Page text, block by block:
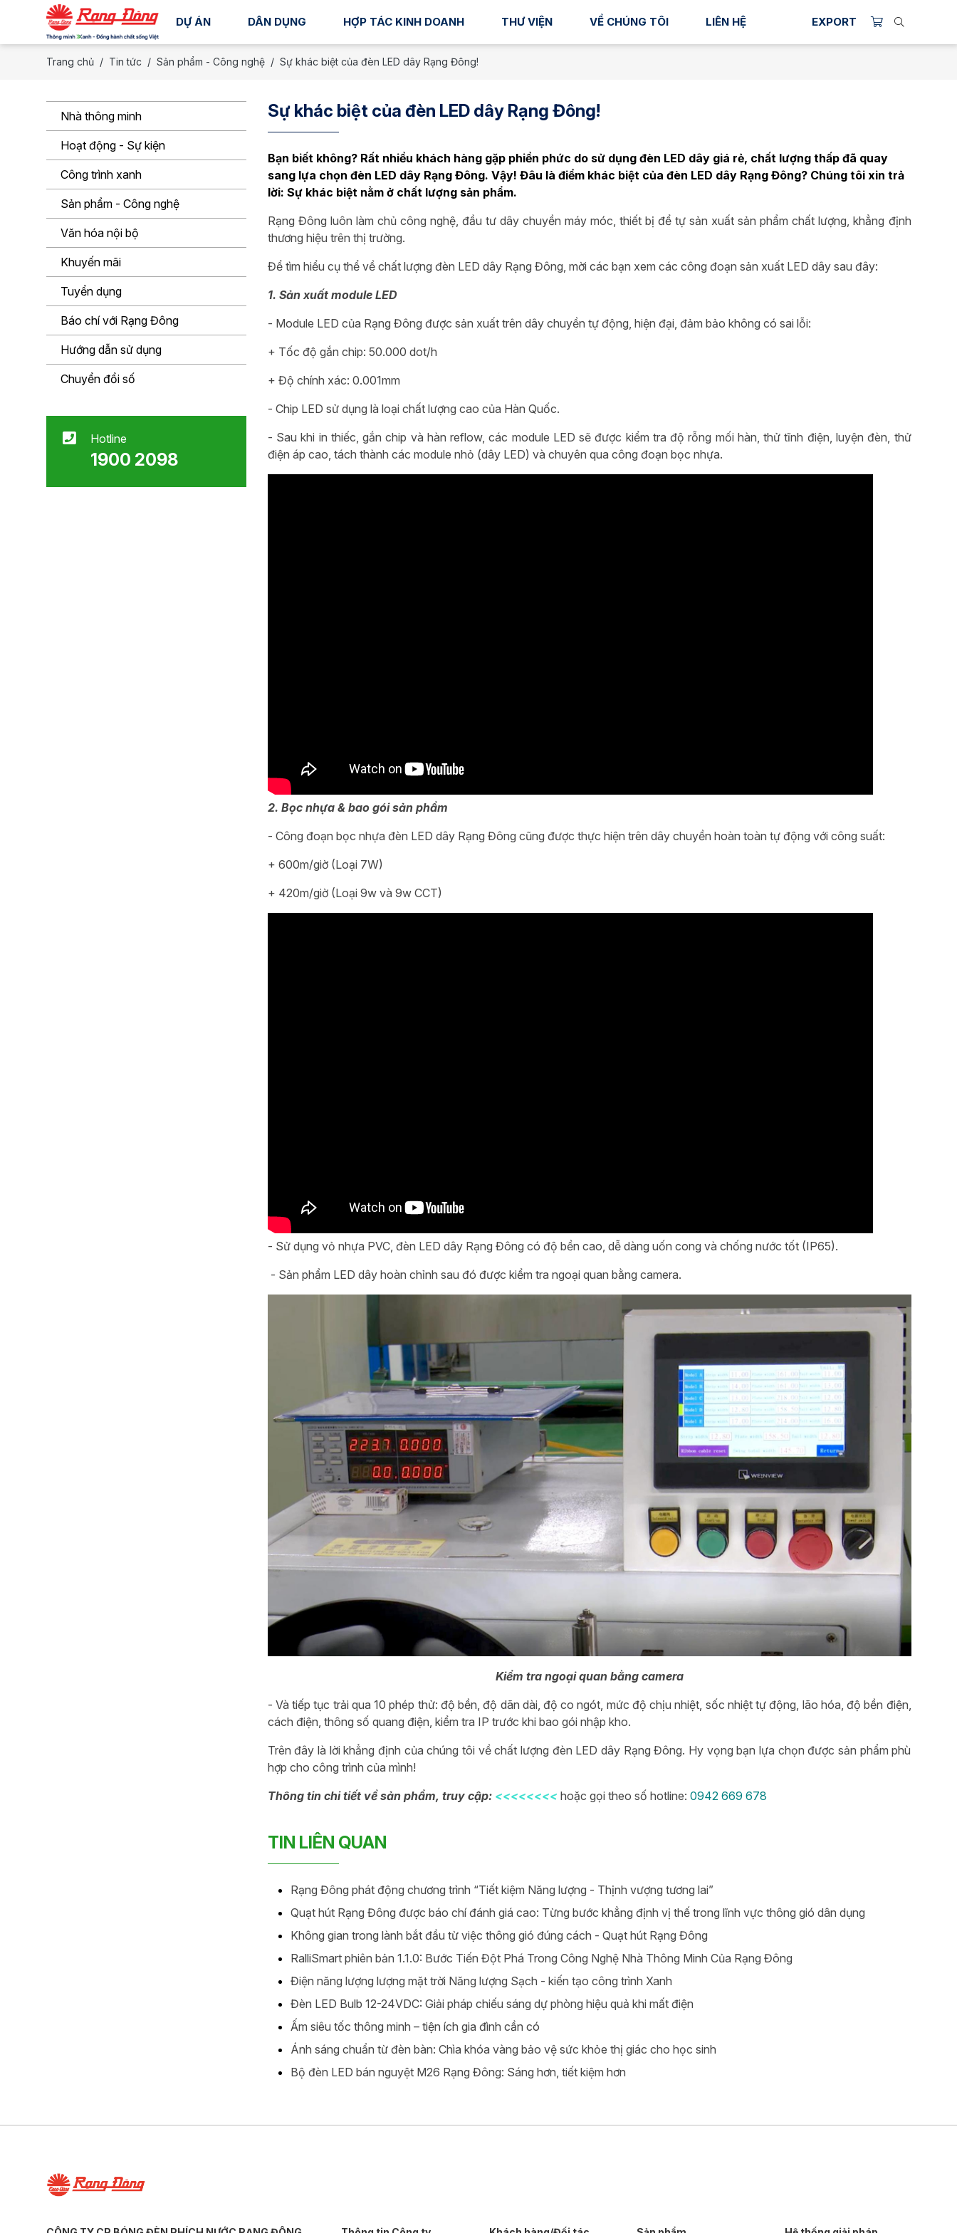
DỰ ÁN DÂN DỤNG HỢP TÁC KINH DOANH THƯ VIỆN VỀ CHÚNG TÔI LIÊN HỆ EXPORT
Trang chủ Tin tức Sản phẩm - Công nghệ Sự khác biệt của đèn LED dây Rạng Đông!
Sự khác biệt của đèn LED dây Rạng Đông!
Bạn biết không? Rất nhiều khách hàng gặp phiền phức do sử dụng đèn LED dây giá rẻ, chất lượng thấp đã quay
sang lựa chọn đèn LED dây Rạng Đông. Vậy! Đâu là điểm khác biệt của đèn LED dây Rạng Đông? Chúng tôi xin trả
lời: Sự khác biệt nằm ở chất lượng sản phẩm.
Rạng Đông luôn làm chủ công nghệ, đầu tư dây chuyền máy móc, thiết bị để tự sản xuất sản phẩm chất lượng, khẳng định
thương hiệu trên thị trường.
Để tìm hiểu cụ thể về chất lượng đèn LED dây Rạng Đông, mời các bạn xem các công đoạn sản xuất LED dây sau đây:
1. Sản xuất module LED
- Module LED của Rạng Đông được sản xuất trên dây chuyền tự động, hiện đại, đảm bảo không có sai lỗi:
+ Tốc độ gắn chip: 50.000 dot/h
+ Độ chính xác: 0.001mm
- Chip LED sử dụng là loại chất lượng cao của Hàn Quốc.
- Sau khi in thiếc, gắn chip và hàn reflow, các module LED sẽ được kiểm tra độ rỗng mối hàn, thử tĩnh điện, luyện đèn, thử
điện áp cao, tách thành các module nhỏ (dây LED) và chuyên qua công đoạn bọc nhựa.
2. Bọc nhựa & bao gói sản phẩm
- Công đoạn bọc nhựa đèn LED dây Rạng Đông cũng được thực hiện trên dây chuyền hoàn toàn tự động với công suất:
+ 600m/giờ (Loại 7W)
+ 420m/giờ (Loại 9w và 9w CCT)
- Sử dụng vỏ nhựa PVC, đèn LED dây Rạng Đông có độ bền cao, dễ dàng uốn cong và chống nước tốt (IP65).
- Sản phẩm LED dây hoàn chỉnh sau đó được kiểm tra ngoại quan bằng camera.
Kiểm tra ngoại quan bằng camera
- Và tiếp tục trải qua 10 phép thử: độ bền, độ dãn dài, độ co ngót, mức độ chịu nhiệt, sốc nhiệt tự động, lão hóa, độ bền điện,
cách điện, thông số quang điện, kiểm tra IP trước khi bao gói nhập kho.
Trên đây là lời khẳng định của chúng tôi về chất lượng đèn LED dây Rạng Đông. Hy vọng bạn lựa chọn được sản phẩm phù
hợp cho công trình của mình!
Thông tin chi tiết về sản phẩm, truy cập: <<<<<<<< hoặc gọi theo số hotline: 0942 669 678
TIN LIÊN QUAN
Rạng Đông phát động chương trình “Tiết kiệm Năng lượng - Thịnh vượng tương lai”
Quạt hút Rạng Đông được báo chí đánh giá cao: Từng bước khẳng định vị thế trong lĩnh vực thông gió dân dụng
Không gian trong lành bắt đầu từ việc thông gió đúng cách - Quạt hút Rạng Đông
RalliSmart phiên bản 1.1.0: Bước Tiến Đột Phá Trong Công Nghệ Nhà Thông Minh Của Rạng Đông
Điện năng lượng lượng mặt trời Năng lượng Sạch - kiến tạo công trình Xanh
Đèn LED Bulb 12-24VDC: Giải pháp chiếu sáng dự phòng hiệu quả khi mất điện
Ấm siêu tốc thông minh – tiện ích gia đình cần có
Ánh sáng chuẩn từ đèn bàn: Chìa khóa vàng bảo vệ sức khỏe thị giác cho học sinh
Bộ đèn LED bán nguyệt M26 Rạng Đông: Sáng hơn, tiết kiệm hơn
Nhà thông minh
Hoạt động - Sự kiện
Công trình xanh
Sản phẩm - Công nghệ
Văn hóa nội bộ
Khuyến mãi
Tuyển dụng
Báo chí với Rạng Đông
Hướng dẫn sử dụng
Chuyển đổi số
Hotline
1900 2098